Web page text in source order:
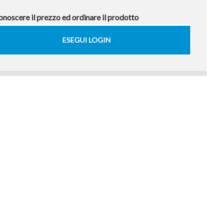
il prezzo ed ordinare il prodotto
ESEGUI LOGIN